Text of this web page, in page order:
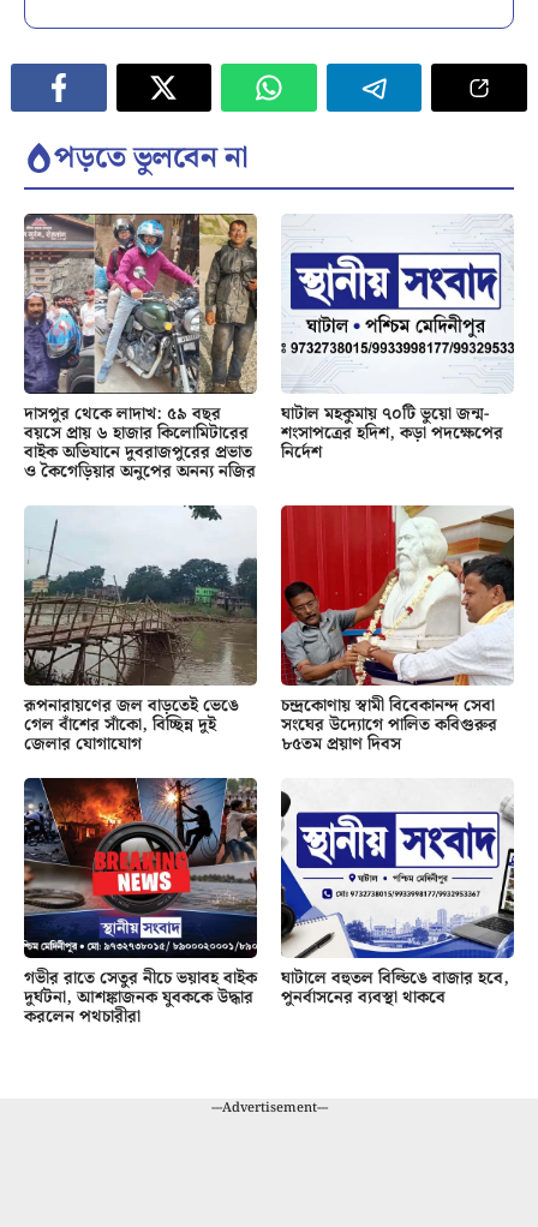
পড়তে ভুলবেন না
দাসপুর থেকে লাদাখ: ৫৯ বছর
বয়সে প্রায় ৬ হাজার কিলোমিটারের
বাইক অভিযানে দুবরাজপুরের প্রভাত
ও কৈগেড়িয়ার অনুপের অনন্য নজির
ঘাটাল মহকুমায় ৭০টি ভুয়ো জন্ম-
শংসাপত্রের হদিশ, কড়া পদক্ষেপের
নির্দেশ
রূপনারায়ণের জল বাড়তেই ভেঙে
গেল বাঁশের সাঁকো, বিচ্ছিন্ন দুই
জেলার যোগাযোগ
চন্দ্রকোণায় স্বামী বিবেকানন্দ সেবা
সংঘের উদ্যোগে পালিত কবিগুরুর
৮৫তম প্রয়াণ দিবস
গভীর রাতে সেতুর নীচে ভয়াবহ বাইক
দুর্ঘটনা, আশঙ্কাজনক যুবককে উদ্ধার
করলেন পথচারীরা
ঘাটালে বহুতল বিল্ডিঙে বাজার হবে,
পুনর্বাসনের ব্যবস্থা থাকবে
---Advertisement---